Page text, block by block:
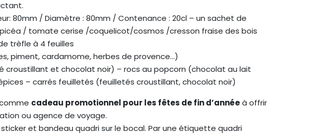
80mm / Diamètre : 80mm / Contenance : 20cl – un sachet de
/ tomate cerise /coquelicot/cosmos /cresson fraise des bois
trèfle à 4 feuilles
piment, cardamome, herbes de provence…)
et chocolat noir) – rocs au popcorn (chocolat au lait
– carrés feuilletés (feuilletés croustillant, chocolat noir)
cadeau promotionnel pour les fêtes de fin d’annéeà offrir
ou agence de voyage.
et bandeau quadri sur le bocal. Par une étiquette quadri